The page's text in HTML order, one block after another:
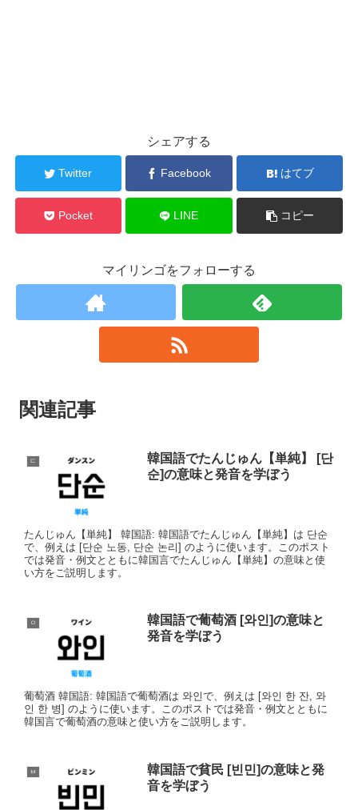
シェアする
Twitter Facebook はてブ
Pocket LINE コピー
マイリンゴをフォローする
関連記事
ㄷ
韓国語でたんじゅん【単純】 [단
순]の意味と発音を学ぼう
たんじゅん【単純】 韓国語: 韓国語でたんじゅん【単純】は 단순
で、例えは [단순 노동, 단순 논리] のように使います。このポスト
では発音・例文とともに韓国言でたんじゅん【単純】の意味と使
い方をご説明します。
ㅇ
韓国語で葡萄酒 [와인]の意味と
発音を学ぼう
葡萄酒 韓国語: 韓国語で葡萄酒は 와인で、例えは [와인 한 잔, 와
인 한 병] のように使います。このポストでは発音・例文とともに
韓国言で葡萄酒の意味と使い方をご説明します。
ㅂ
韓国語で貧民 [빈민]の意味と発
音を学ぼう